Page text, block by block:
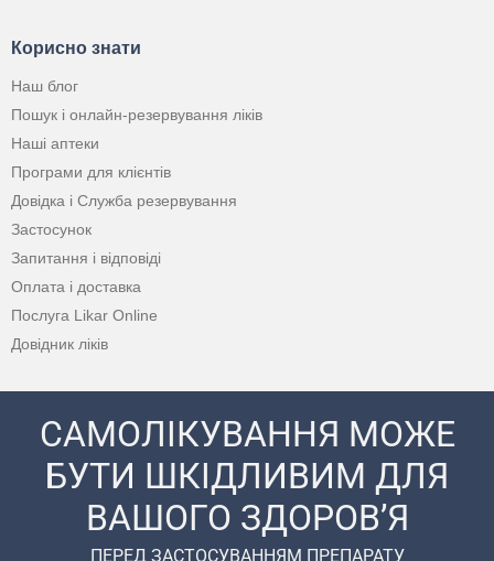
Корисно знати
Наш блог
Пошук і онлайн-резервування ліків
Наші аптеки
Програми для клієнтів
Довідка і Служба резервування
Застосунок
Запитання і відповіді
Оплата і доставка
Послуга Likar Online
Довідник ліків
САМОЛІКУВАННЯ МОЖЕ
БУТИ ШКІДЛИВИМ ДЛЯ
ВАШОГО ЗДОРОВ’Я
ПЕРЕД ЗАСТОСУВАННЯМ ПРЕПАРАТУ